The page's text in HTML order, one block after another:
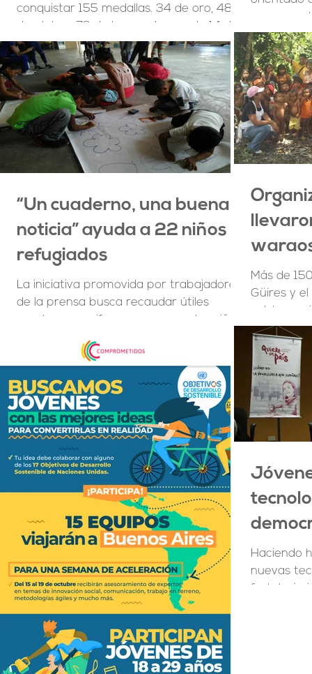
conquistar 155 medallas. 34 de oro, 48
de plata y 73 de bronce Luego de 14 días
de competencias, este...
se
en el
“Un cuaderno, una buena
noticia” ayuda a 22 niños
refugiados
La iniciativa promovida por trabajadores
de la prensa busca recaudar útiles
escolares y uniformes para que los niños
damnificados de la...
Más de
Güires y
de sopa
Haciendo
nuevas